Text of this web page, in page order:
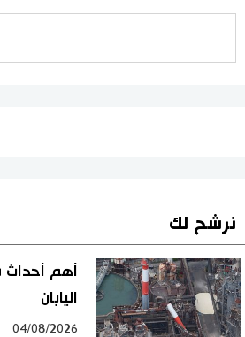
نرشح لك
اليابان
04/08/2026